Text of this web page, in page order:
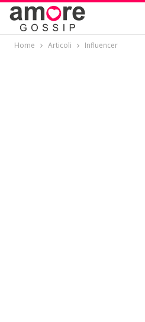
Home Articoli Influencer